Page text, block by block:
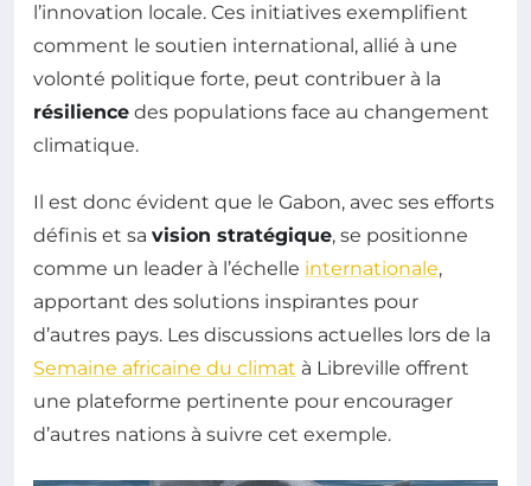
l’innovation locale. Ces initiatives exemplifient
comment le soutien international, allié à une
volonté politique forte, peut contribuer à la
résilience des populations face au changement
climatique.
Il est donc évident que le Gabon, avec ses efforts
définis et sa vision stratégique, se positionne
comme un leader à l’échelle internationale,
apportant des solutions inspirantes pour
d’autres pays. Les discussions actuelles lors de la
Semaine africaine du climat à Libreville offrent
une plateforme pertinente pour encourager
d’autres nations à suivre cet exemple.